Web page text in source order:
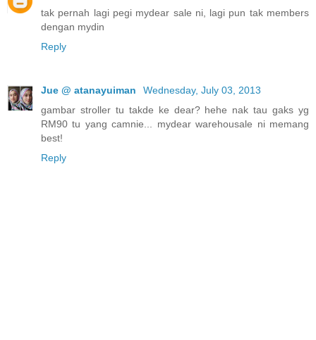
tak pernah lagi pegi mydear sale ni, lagi pun tak members
dengan mydin
Reply
Jue @ atanayuiman
Wednesday, July 03, 2013
gambar stroller tu takde ke dear? hehe nak tau gaks yg
RM90 tu yang camnie... mydear warehousale ni memang
best!
Reply